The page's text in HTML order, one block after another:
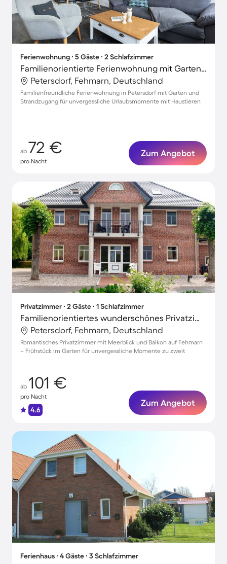
Ferienwohnung ∙ 5 Gäste ∙ 2 Schlafzimmer
Familienorientierte Ferienwohnung mit Garten | Haustiere erlaubt
Petersdorf, Fehmarn, Deutschland
Familienfreundliche Ferienwohnung in Petersdorf mit Garten und
Strandzugang für unvergessliche Urlaubsmomente mit Haustieren
ab 72 €
pro Nacht
Zum Angebot
Privatzimmer ∙ 2 Gäste ∙ 1 Schlafzimmer
Familienorientiertes wunderschönes Privatzimmer mit Garten und Grill | Meerblick
Petersdorf, Fehmarn, Deutschland
Romantisches Privatzimmer mit Meerblick und Balkon auf Fehmarn
– Frühstück im Garten für unvergessliche Momente zu zweit
ab 101 €
pro Nacht
4.6
Zum Angebot
Ferienhaus ∙ 4 Gäste ∙ 3 Schlafzimmer